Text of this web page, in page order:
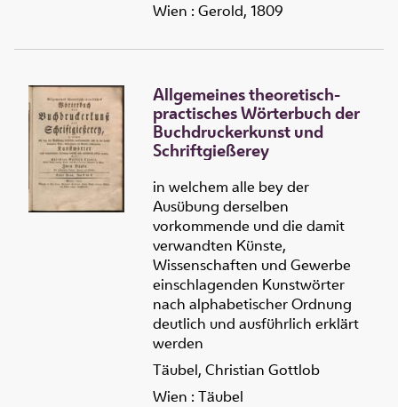
Wien : Gerold, 1809
Allgemeines theoretisch-
practisches Wörterbuch der
Buchdruckerkunst und
Schriftgießerey
in welchem alle bey der
Ausübung derselben
vorkommende und die damit
verwandten Künste,
Wissenschaften und Gewerbe
einschlagenden Kunstwörter
nach alphabetischer Ordnung
deutlich und ausführlich erklärt
werden
Täubel, Christian Gottlob
Wien : Täubel